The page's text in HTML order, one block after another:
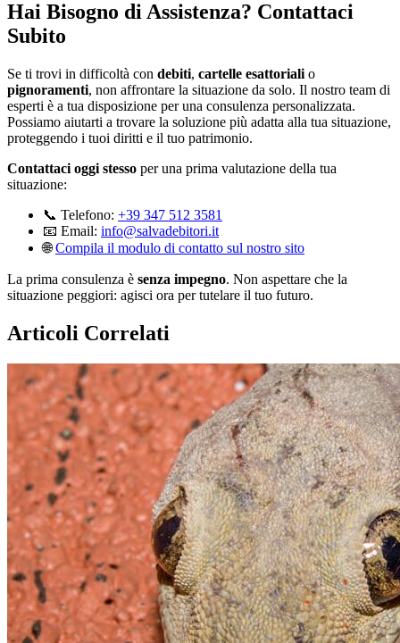
Hai Bisogno di Assistenza? Contattaci
Subito
Se ti trovi in difficoltà con debiti, cartelle esattoriali o
pignoramenti, non affrontare la situazione da solo. Il nostro team di
esperti è a tua disposizione per una consulenza personalizzata.
Possiamo aiutarti a trovare la soluzione più adatta alla tua situazione,
proteggendo i tuoi diritti e il tuo patrimonio.
Contattaci oggi stesso per una prima valutazione della tua
situazione:
📞 Telefono: +39 347 512 3581
📧 Email: info@salvadebitori.it
🌐Compila il modulo di contatto sul nostro sito
La prima consulenza è senza impegno. Non aspettare che la
situazione peggiori: agisci ora per tutelare il tuo futuro.
Articoli Correlati